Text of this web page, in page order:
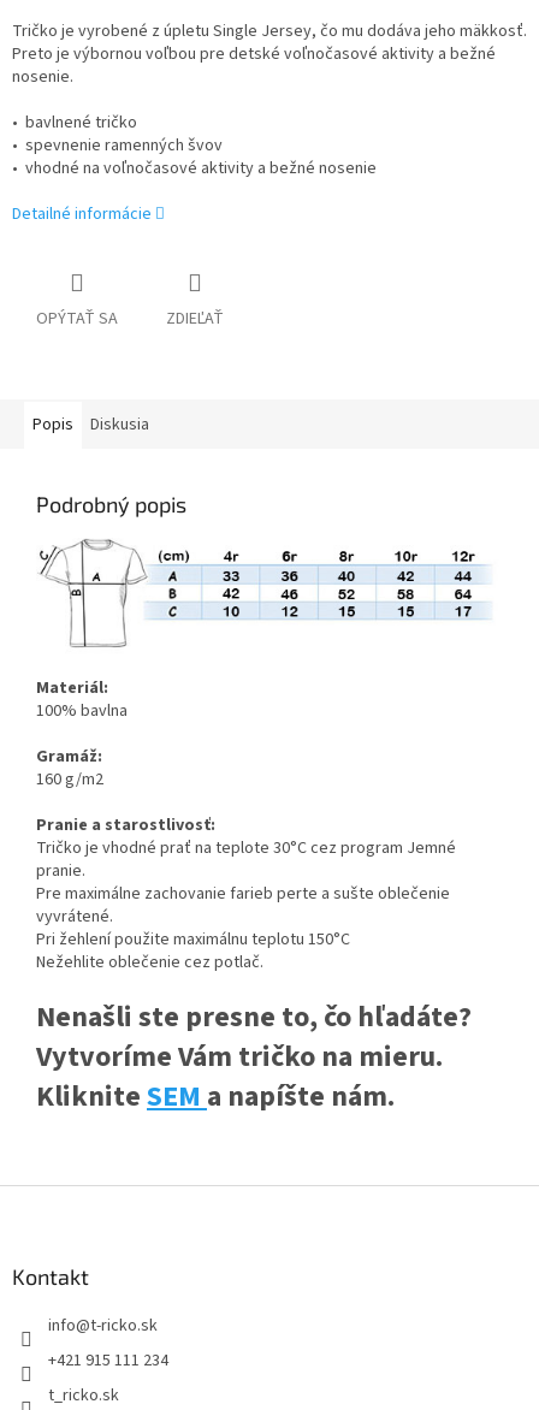
Tričko je vyrobené z úpletu Single Jersey, čo mu dodáva jeho mäkkosť.
Preto je výbornou voľbou pre detské voľnočasové aktivity a bežné
nosenie.
• bavlnené tričko
• spevnenie ramenných švov
• vhodné na voľnočasové aktivity a bežné nosenie
Detailné informácie
OPÝTAŤ SA ZDIEĽAŤ
Popis Diskusia
Podrobný popis
Materiál:
100% bavlna
Gramáž:
160 g/m2
Pranie a starostlivosť:
Tričko je vhodné prať na teplote 30°C cez program Jemné
pranie.
Pre maximálne zachovanie farieb perte a sušte oblečenie
vyvrátené.
Pri žehlení použite maximálnu teplotu 150°C
Nežehlite oblečenie cez potlač.
Nenašli ste presne to, čo hľadáte?
Vytvoríme Vám tričko na mieru.
KlikniteSEMa napíšte nám.
Kontakt
info@t-ricko.sk
+421 915 111 234
t_ricko.sk